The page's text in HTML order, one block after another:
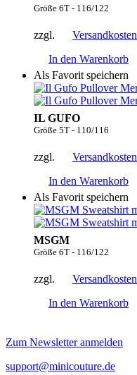
Größe 6T - 116/122
zzgl.
Versandkosten
In den Warenkorb
Als Favorit speichern
IL GUFO
Größe 5T - 110/116
zzgl.
Versandkosten
In den Warenkorb
Als Favorit speichern
MSGM
Größe 6T - 116/122
zzgl.
Versandkosten
In den Warenkorb
Zum Newsletter anmelden
support@minicouture.de